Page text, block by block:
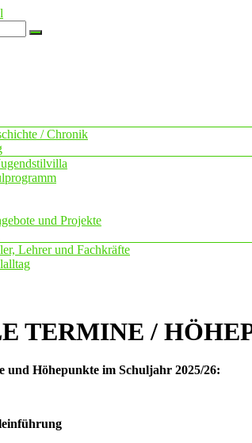
/ Chronik
und Projekte
Lehrer und Fachkräfte
TERMINE /
und Höhepunkte im Schuljahr 2025/26: